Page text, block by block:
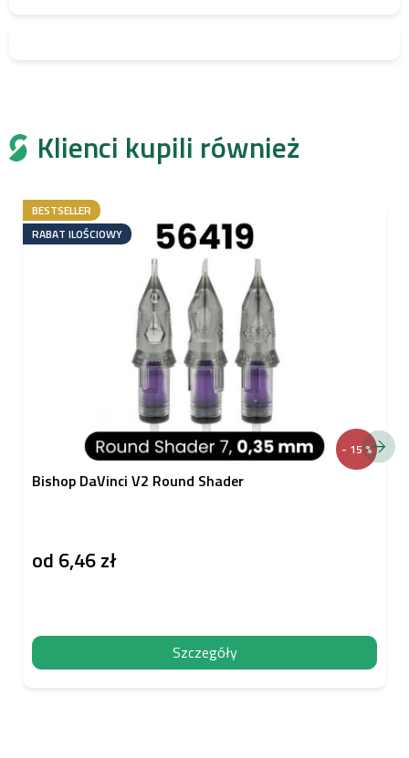
Klienci kupili również
- 15 %
BESTSELLER
RABAT ILOŚCIOWY
Bishop DaVinci V2 Round Shader
od 6,46 zł
Szczegóły